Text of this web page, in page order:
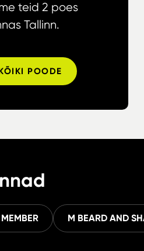
teid 2 poes
Tallinn.
POODE
M BEARD AND